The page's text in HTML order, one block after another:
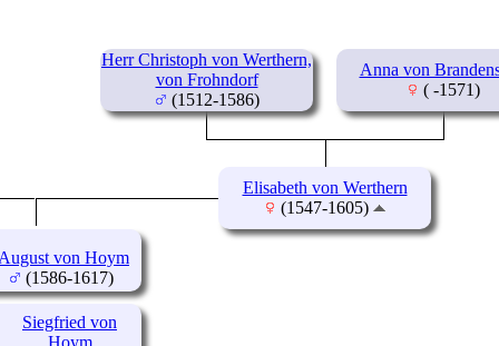
Herr Christoph von Werthern,
von Frohndorf
(1512-1586)
Anna von
( -1571)
Elisabeth von Werthern
(1547-1605)
August von Hoym
(1586-1617)
Siegfried von